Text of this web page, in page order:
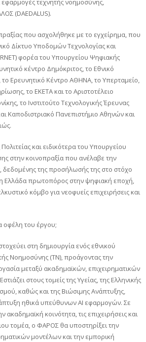
εφαρμογές τεχνητής νοημοσύνης,
(DAEDALUS).
που ασχολήθηκε με το εγχείρημα, που
Δίκτυο Υποδομών Τεχνολογίας και
φορέα του Υπουργείου Ψηφιακής
κέντρο Δημόκριτος, το Εθνικό
Ερευνητικό Κέντρο ΑΘΗΝΑ, το Υπερταμείο,
το ΕΚΕΤΑ και το Αριστοτέλειο
το Ινστιτούτο Τεχνολογικής Έρευνας
Καποδιστριακό Πανεπιστήμιο Αθηνών και
και ειδικότερα του Υπουργείου
στην κοινοπραξία που ανέλαβε την
της προσήλωσής της στο στόχο
η Ελλάδα πρωτοπόρος στην ψηφιακή εποχή,
κόμβο για νεοφυείς επιχειρήσεις και
οφέλη του έργου;
στη δημιουργία ενός εθνικού
Νοημοσύνης (ΤΝ), προάγοντας την
μεταξύ ακαδημαϊκών, επιχειρηματικών
στους τομείς της Υγείας, της Ελληνικής
καθώς και της Βιώσιμης Ανάπτυξης,
ηθικά υπεύθυνων AI εφαρμογών. Σε
ακαδημαϊκή κοινότητα, τις επιχειρήσεις και
τομέα, ο ΦΑΡΟΣ θα υποστηρίξει την
μοντέλων και την εμπορική